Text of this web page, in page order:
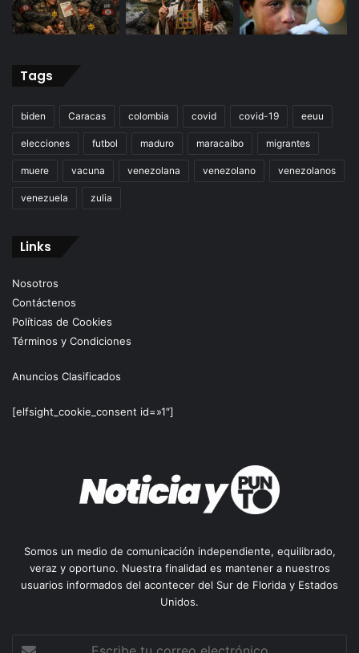
Tags
biden Caracas colombia covid covid-19 eeuu
elecciones futbol maduro maracaibo migrantes
muere vacuna venezolana venezolano venezolanos
venezuela zulia
Links
Nosotros
Contáctenos
Políticas de Cookies
Términos y Condiciones
Anuncios Clasificados
[elfsight_cookie_consent id=»1″]
Somos un medio de comunicación independiente, equilibrado,
veraz y oportuno. Nuestra finalidad es mantener a nuestros
usuarios informados del acontecer del Sur de Florida y Estados
Unidos.